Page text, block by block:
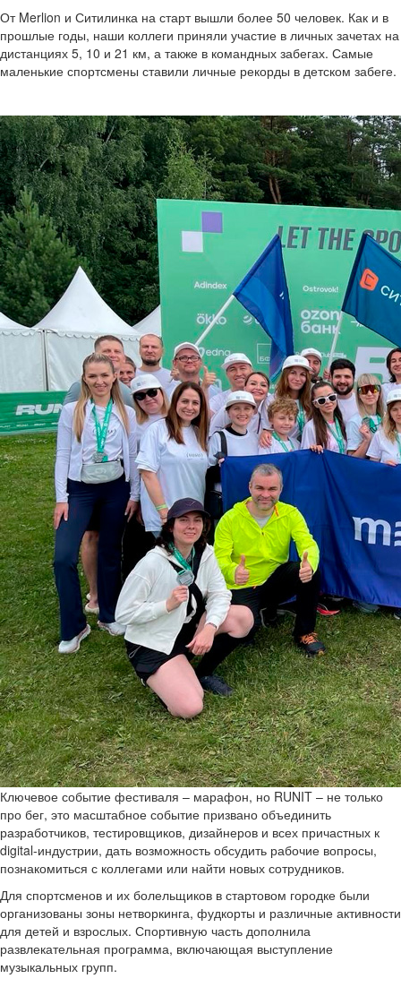
От Merlion и Ситилинка на старт вышли более 50 человек. Как и в
прошлые годы, наши коллеги приняли участие в личных зачетах на
дистанциях 5, 10 и 21 км, а также в командных забегах. Самые
маленькие спортсмены ставили личные рекорды в детском забеге.
Ключевое событие фестиваля – марафон, но RUNIT – не только
про бег, это масштабное событие призвано объединить
разработчиков, тестировщиков, дизайнеров и всех причастных к
digital-индустрии, дать возможность обсудить рабочие вопросы,
познакомиться с коллегами или найти новых сотрудников.
Для спортсменов и их болельщиков в стартовом городке были
организованы зоны нетворкинга, фудкорты и различные активности
для детей и взрослых. Спортивную часть дополнила
развлекательная программа, включающая выступление
музыкальных групп.